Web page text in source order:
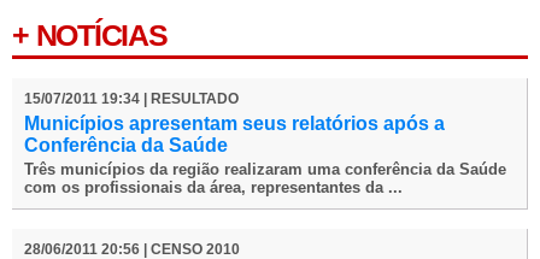
+ NOTÍCIAS
15/07/2011 19:34 | RESULTADO
Municípios apresentam seus relatórios após a
Conferência da Saúde
Três municípios da região realizaram uma conferência da Saúde
com os profissionais da área, representantes da ...
28/06/2011 20:56 | CENSO 2010